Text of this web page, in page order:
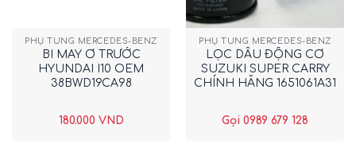
PHỤ TÙNG MERCEDES-BENZ
BI MAY Ơ TRƯỚC
HYUNDAI I10 OEM
38BWD19CA98
180.000 VND
PHỤ TÙNG MERCEDES-BENZ
LỌC DẦU ĐỘNG CƠ
SUZUKI SUPER CARRY
CHÍNH HÃNG 1651061A31
Gọi 0989 679 128